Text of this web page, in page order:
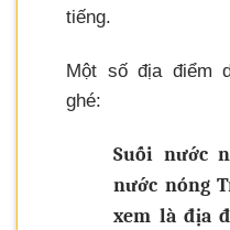
tiếng.
Một số địa điểm
ghé:
Suối nước
nước nóng
xem là địa